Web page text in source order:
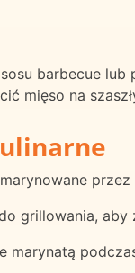
barbecue lub
mięso na
grillowania, aby
marynatą